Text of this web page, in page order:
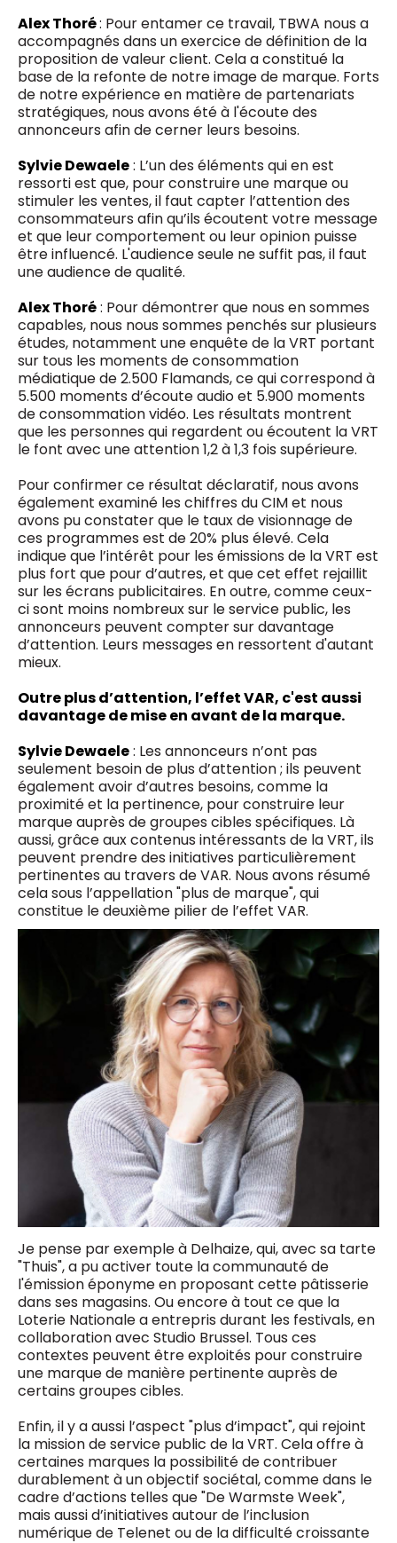
Alex Thoré: Pour entamer ce travail, TBWA nous a
accompagnés dans un exercice de définition de la
proposition de valeur client. Cela a constitué la
base de la refonte de notre image de marque. Forts
de notre expérience en matière de partenariats
stratégiques, nous avons été à l'écoute des
annonceurs afin de cerner leurs besoins.
Sylvie Dewaele: L’un des éléments qui en est
ressorti est que, pour construire une marque ou
stimuler les ventes, il faut capter l’attention des
consommateurs afin qu’ils écoutent votre message
et que leur comportement ou leur opinion puisse
être influencé. L'audience seule ne suffit pas, il faut
une audience de qualité.
Alex Thoré: Pour démontrer que nous en sommes
capables, nous nous sommes penchés sur plusieurs
études, notamment une enquête de la VRT portant
sur tous les moments de consommation
médiatique de 2.500 Flamands, ce qui correspond à
5.500 moments d’écoute audio et 5.900 moments
de consommation vidéo. Les résultats montrent
que les personnes qui regardent ou écoutent la VRT
le font avec une attention 1,2 à 1,3 fois supérieure.
Pour confirmer ce résultat déclaratif, nous avons
également examiné les chiffres du CIM et nous
avons pu constater que le taux de visionnage de
ces programmes est de 20% plus élevé. Cela
indique que l’intérêt pour les émissions de la VRT est
plus fort que pour d’autres, et que cet effet rejaillit
sur les écrans publicitaires. En outre, comme ceux-
ci sont moins nombreux sur le service public, les
annonceurs peuvent compter sur davantage
d’attention. Leurs messages en ressortent d'autant
mieux.
Outre plus d’attention, l’effet VAR, c'est aussi
davantage de mise en avant de la marque.
Sylvie Dewaele: Les annonceurs n’ont pas
seulement besoin de plus d’attention ; ils peuvent
également avoir d’autres besoins, comme la
proximité et la pertinence, pour construire leur
marque auprès de groupes cibles spécifiques. Là
aussi, grâce aux contenus intéressants de la VRT, ils
peuvent prendre des initiatives particulièrement
pertinentes au travers de VAR. Nous avons résumé
cela sous l’appellation "plus de marque", qui
constitue le deuxième pilier de l’effet VAR.
Je pense par exemple à Delhaize, qui, avec sa tarte
"Thuis", a pu activer toute la communauté de
l'émission éponyme en proposant cette pâtisserie
dans ses magasins. Ou encore à tout ce que la
Loterie Nationale a entrepris durant les festivals, en
collaboration avec Studio Brussel. Tous ces
contextes peuvent être exploités pour construire
une marque de manière pertinente auprès de
certains groupes cibles.
Enfin, il y a aussi l’aspect "plus d’impact", qui rejoint
la mission de service public de la VRT. Cela offre à
certaines marques la possibilité de contribuer
durablement à un objectif sociétal, comme dans le
cadre d’actions telles que "De Warmste Week",
mais aussi d’initiatives autour de l’inclusion
numérique de Telenet ou de la difficulté croissante